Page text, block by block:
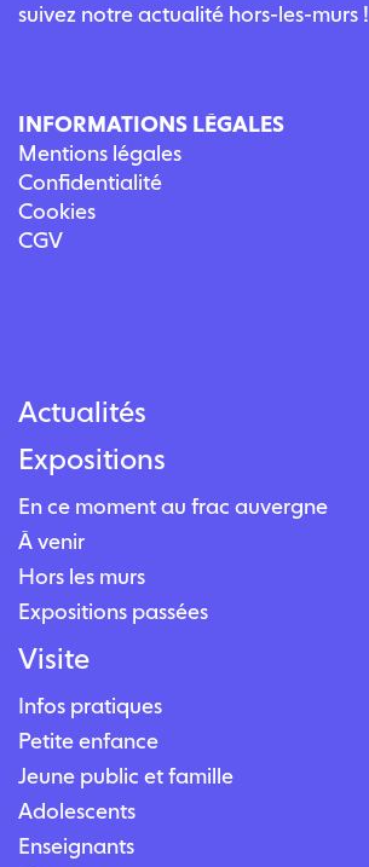
suivez notre actualité hors-les-murs !
INFORMATIONS LÉGALES
Mentions légales
Confidentialité
Cookies
CGV
Actualités
Expositions
En ce moment au frac auvergne
À venir
Hors les murs
Expositions passées
Visite
Infos pratiques
Petite enfance
Jeune public et famille
Adolescents
Enseignants